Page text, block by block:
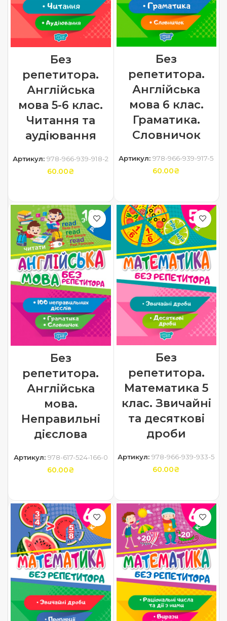
Без
репетитора.
Англійська
мова 5-6 клас.
Читання та
аудіювання
Артикул:978-966-939-918-2
60.00₴
Без
репетитора.
Англійська
мова 6 клас.
Граматика.
Словничок
Артикул:978-966-939-917-5
60.00₴
Без
репетитора.
Англійська
мова.
Неправильні
дієслова
Артикул: 978-617-524-166-0
60.00₴
Без
репетитора.
Математика 5
клас. Звичайні
та десяткові
дроби
Артикул:978-966-939-933-5
60.00₴